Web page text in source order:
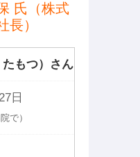
氏（株式
長）
もつ）さん
日
で）